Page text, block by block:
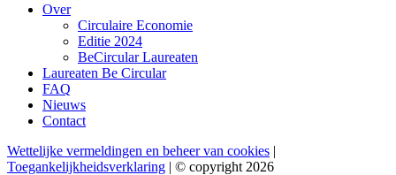
Over
Circulaire Economie
Editie 2024
BeCircular Laureaten
Laureaten Be Circular
FAQ
Nieuws
Contact
Wettelijke vermeldingen en beheer van cookies |
Toegankelijkheidsverklaring | © copyright 2026